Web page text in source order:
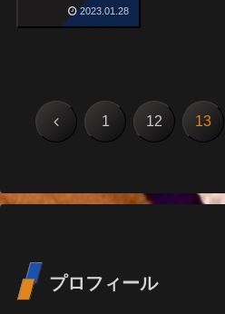
2023.01.28
前 1 12 13
プロフィール